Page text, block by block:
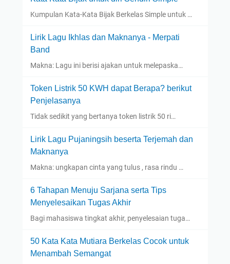
Kumpulan Kata-Kata Bijak Berkelas Simple untuk …
Lirik Lagu Ikhlas dan Maknanya - Merpati
Band
Makna: Lagu ini berisi ajakan untuk melepaska…
Token Listrik 50 KWH dapat Berapa? berikut
Penjelasanya
Tidak sedikit yang bertanya token listrik 50 ri…
Lirik Lagu Pujaningsih beserta Terjemah dan
Maknanya
Makna: ungkapan cinta yang tulus , rasa rindu …
6 Tahapan Menuju Sarjana serta Tips
Menyelesaikan Tugas Akhir
Bagi mahasiswa tingkat akhir, penyelesaian tuga…
50 Kata Kata Mutiara Berkelas Cocok untuk
Menambah Semangat